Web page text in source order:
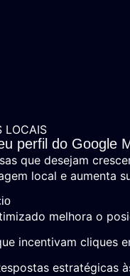
LOCAIS
perfil do Google
que desejam
local e aumenta
melhora o
incentivam cliques
estratégicas